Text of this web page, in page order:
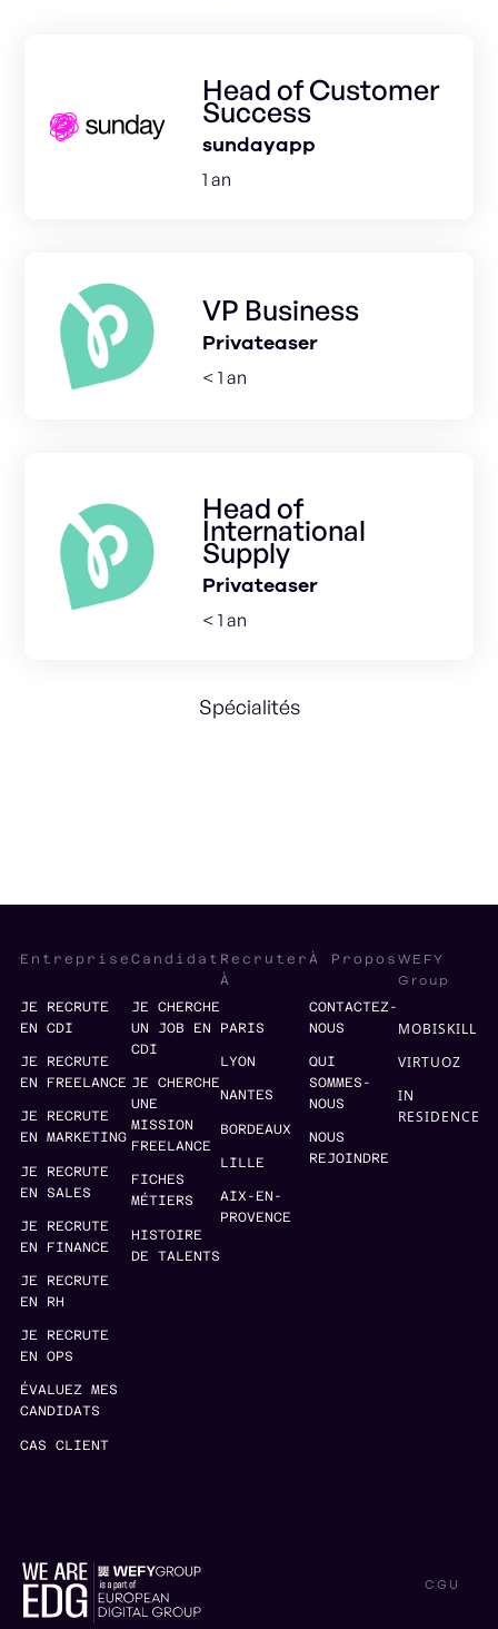
Head of Customer
Success
sundayapp
1 an
VP Business
Privateaser
< 1 an
Head of
International
Supply
Privateaser
< 1 an
Spécialités
Entreprise
JE RECRUTE
EN CDI
JE RECRUTE
EN FREELANCE
JE RECRUTE
EN MARKETING
JE RECRUTE
EN SALES
JE RECRUTE
EN FINANCE
JE RECRUTE
EN RH
JE RECRUTE
EN OPS
ÉVALUEZ MES
CANDIDATS
CAS CLIENT
Candidat
JE CHERCHE
UN JOB EN
CDI
JE CHERCHE
UNE
MISSION
FREELANCE
FICHES
MÉTIERS
HISTOIRE
DE TALENTS
Recruter
À
PARIS
LYON
NANTES
BORDEAUX
LILLE
AIX-EN-
PROVENCE
À Propos
CONTACTEZ-
NOUS
QUI
SOMMES-
NOUS
NOUS
REJOINDRE
WEFY
Group
MOBISKILL
VIRTUOZ
IN
RESIDENCE
CGU